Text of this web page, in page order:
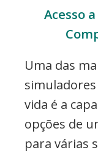
Acesso
Uma das
vida é a
opções de
para várias